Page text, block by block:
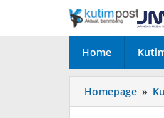
konten
Home
Homepage »